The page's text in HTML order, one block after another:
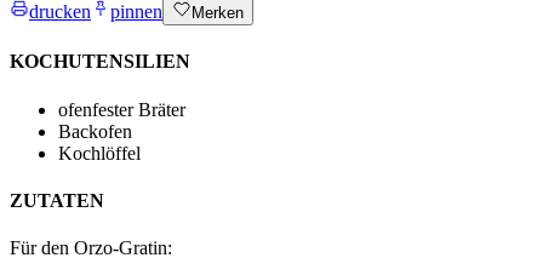
drucken
pinnen Merken
KOCHUTENSILIEN
ofenfester Bräter
Backofen
Kochlöffel
ZUTATEN
Für den Orzo-Gratin: